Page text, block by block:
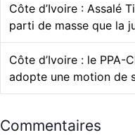
Côte d’Ivoire : Assalé
parti de masse que la
Côte d’Ivoire : le PPA-
adopte une motion de
Commentaires